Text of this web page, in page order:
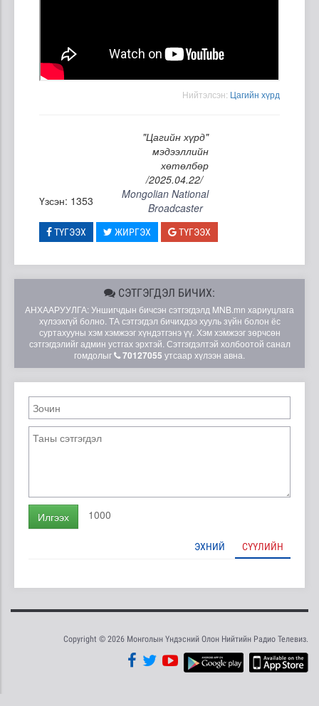
Нийтэлсэн: Цагийн хүрд
"Цагийн хүрд"
мэдээллийн
хөтөлбөр
/2025.04.22/
Үзсэн: 1353
Mongolian National
Broadcaster
ТҮГЭЭХ ЖИРГЭХ ТҮГЭЭХ
СЭТГЭГДЭЛ БИЧИХ:
АНХААРУУЛГА: Уншигчдын бичсэн сэтгэгдэлд MNB.mn хариуцлага
хүлээхгүй болно. ТА сэтгэгдэл бичихдээ хууль зүйн болон ёс
суртахууны хэм хэмжээг хүндэтгэнэ үү. Хэм хэмжээг зөрчсөн
сэтгэгдэлийг админ устгах эрхтэй. Сэтгэгдэлтэй холбоотой санал
гомдолыг
70127055 утсаар хүлээн авна.
Илгээх 1000
ЭХНИЙ СҮҮЛИЙН
Copyright © 2026 Монголын Үндэсний Олон Нийтийн Радио Телевиз.